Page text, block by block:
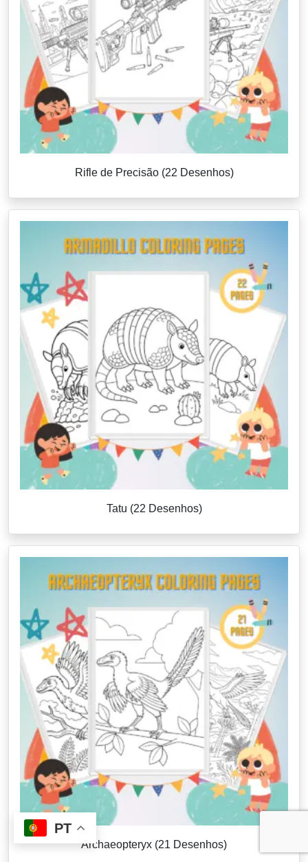
Rifle de Precisão (22 Desenhos)
Tatu (22 Desenhos)
Archaeopteryx (21 Desenhos)
PT